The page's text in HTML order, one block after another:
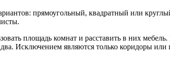
прямоугольный, квадратный или
площадь комнат и расставить в них
Исключением являются только коридоры или